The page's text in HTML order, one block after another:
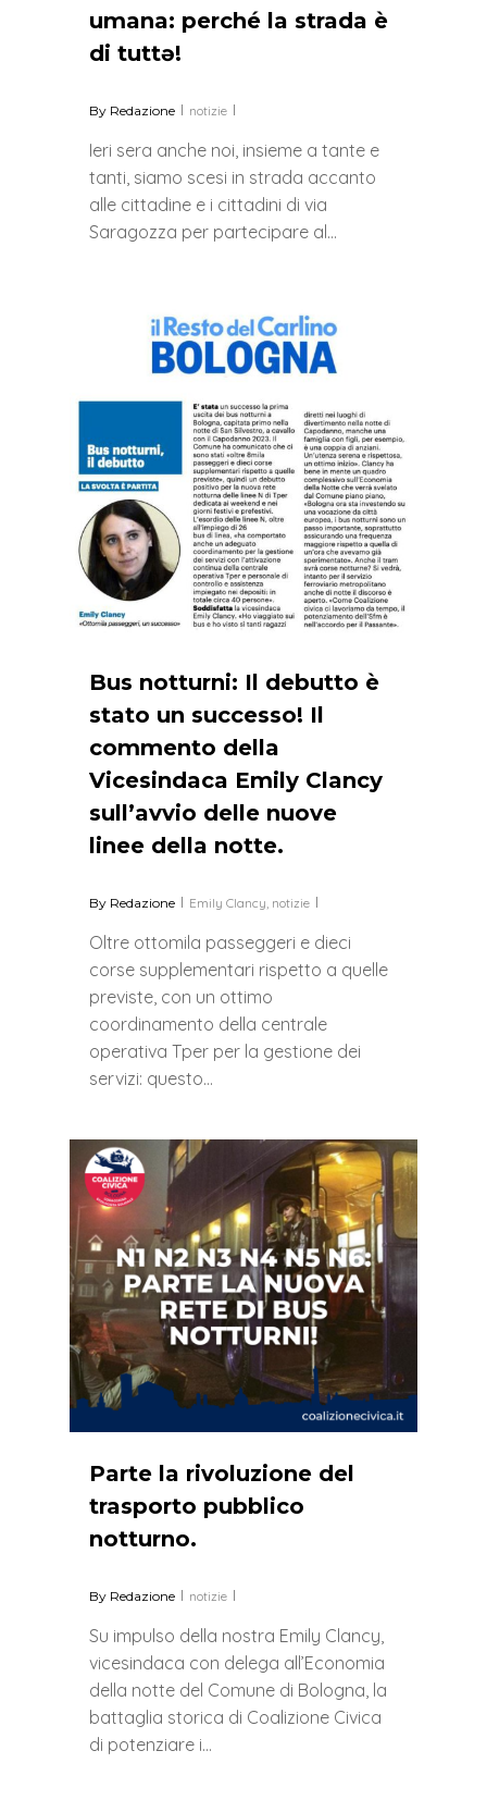
umana: perché la strada è
di tuttə!
By Redazione notizie
Ieri sera anche noi, insieme a tante e
tanti, siamo scesi in strada accanto
alle cittadine e i cittadini di via
Saragozza per partecipare al…
Bus notturni: Il debutto è
stato un successo! Il
commento della
Vicesindaca Emily Clancy
sull’avvio delle nuove
linee della notte.
By Redazione Emily Clancy, notizie
Oltre ottomila passeggeri e dieci
corse supplementari rispetto a quelle
previste, con un ottimo
coordinamento della centrale
operativa Tper per la gestione dei
servizi: questo…
Parte la rivoluzione del
trasporto pubblico
notturno.
By Redazione notizie
Su impulso della nostra Emily Clancy,
vicesindaca con delega all’Economia
della notte del Comune di Bologna, la
battaglia storica di Coalizione Civica
di potenziare i…